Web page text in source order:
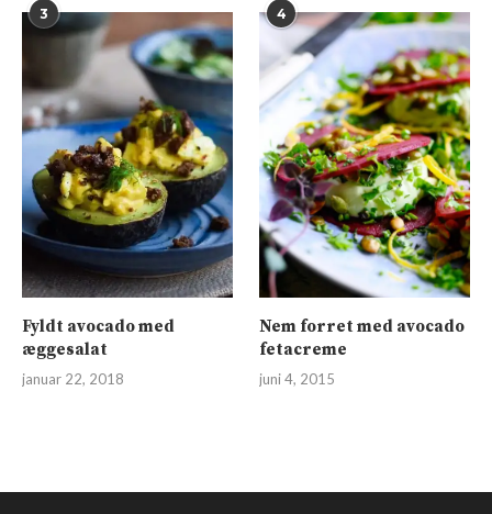
3
Fyldt avocado med
æggesalat
januar 22, 2018
4
Nem forret med avocado
fetacreme
juni 4, 2015